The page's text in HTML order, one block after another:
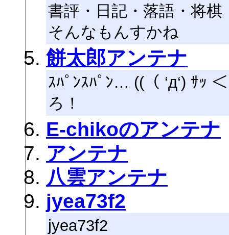
書評・日記・落語・将
そんなもんすかね
餅太郎アンテナ
ｽﾊﾟﾝｽﾊﾟﾝ… ((（ ‘д‘) ｻｯ
ろ！
E-chikoのアンテナ
アンテナ
八雲アンテナ
jyea73f2
jyea73f2